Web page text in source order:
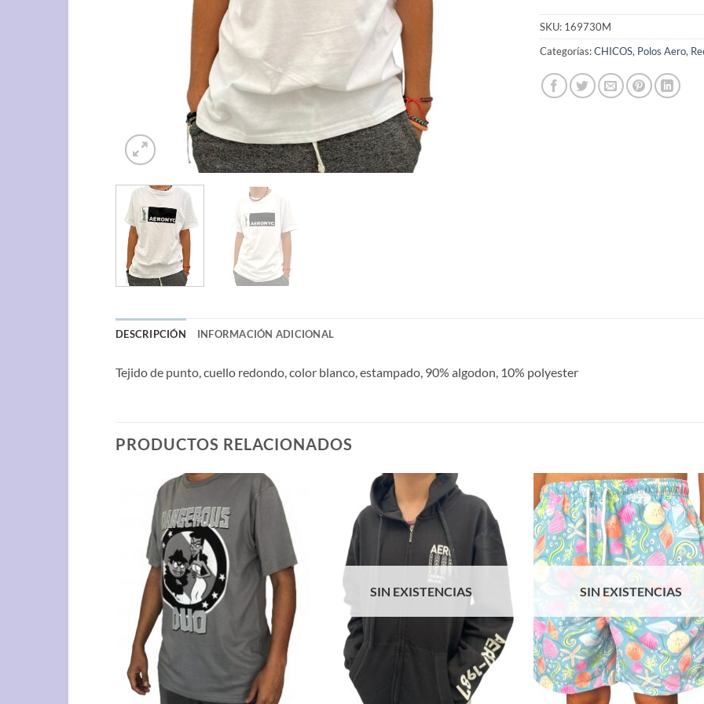
SKU: 169730M
Categorías:CHICOS, Polos Aero,
DESCRIPCIÓN INFORMACIÓN ADICIONAL
Tejido de punto, cuello redondo, color blanco, estampado, 90% algodon, 10% polyester
PRODUCTOS RELACIONADOS
SIN EXISTENCIAS SIN EXISTENCIAS